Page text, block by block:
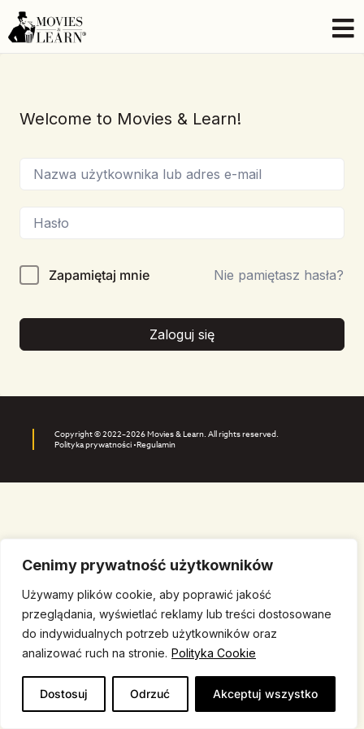
Cenimy prywatność użytkowników
Używamy plików cookie, aby poprawić jakość
przeglądania, wyświetlać reklamy lub treści dostosowane
do indywidualnych potrzeb użytkowników oraz
analizować ruch na stronie. Polityka Cookie
Dostosuj Odrzuć Akceptuj wszystko
Welcome to Movies & Learn!
Zapamiętaj mnie Nie pamiętasz hasła?
Zaloguj się
Copyright © 2022–2026 Movies & Learn. All rights reserved.
Polityka prywatności •Regulamin